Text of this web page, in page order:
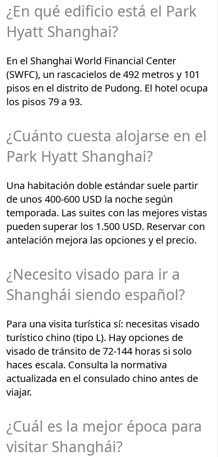
¿En qué edificio está el Park
Hyatt Shanghai?
En el Shanghai World Financial Center
(SWFC), un rascacielos de 492 metros y 101
pisos en el distrito de Pudong. El hotel ocupa
los pisos 79 a 93.
¿Cuánto cuesta alojarse en el
Park Hyatt Shanghai?
Una habitación doble estándar suele partir
de unos 400-600 USD la noche según
temporada. Las suites con las mejores vistas
pueden superar los 1.500 USD. Reservar con
antelación mejora las opciones y el precio.
¿Necesito visado para ir a
Shanghái siendo español?
Para una visita turística sí: necesitas visado
turístico chino (tipo L). Hay opciones de
visado de tránsito de 72-144 horas si solo
haces escala. Consulta la normativa
actualizada en el consulado chino antes de
viajar.
¿Cuál es la mejor época para
visitar Shanghái?